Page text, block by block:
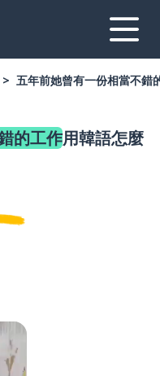
五年前她曾有一份相當不錯
的工作用韓語怎麼